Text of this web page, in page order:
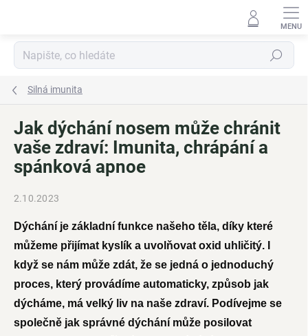
Hledat
Silná imunita
Jak dýchání nosem může chránit
vaše zdraví: Imunita, chrápání a
spánková apnoe
2.10.2023
Dýchání je základní funkce našeho těla, díky které
můžeme přijímat kyslík a uvolňovat oxid uhličitý. I
když se nám může zdát, že se jedná o jednoduchý
proces, který provádíme automaticky, způsob jak
dýcháme, má velký liv na naše zdraví. Podívejme se
společně jak správné dýchání může posilovat